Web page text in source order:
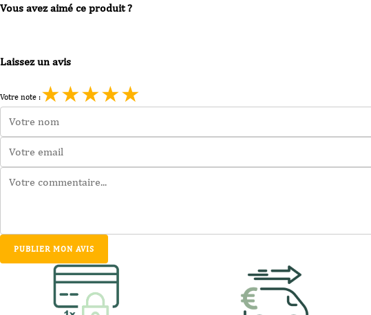
Vous avez aimé ce produit ?
Laissez un avis
Votre note :★★★★★
PUBLIER MON AVIS